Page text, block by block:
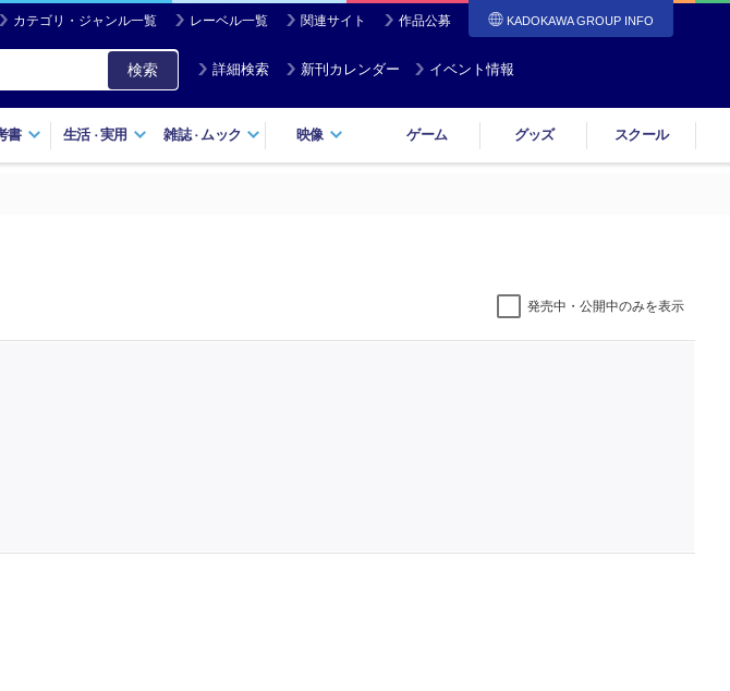
カテゴリ・ジャンル一覧 レーベル一覧 関連サイト 作品公募 KADOKAWA GROUP INFO
検索 詳細検索 新刊カレンダー イベント情報
書 生活・実用 雑誌・ ムック 映像 ゲーム グッズ スクール
発売中・公開中のみを表示